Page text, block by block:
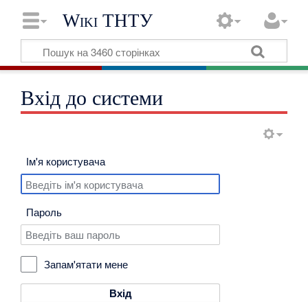
Wiki ТНТУ
Вхід до системи
Ім'я користувача
Пароль
Запам'ятати мене
Вхід